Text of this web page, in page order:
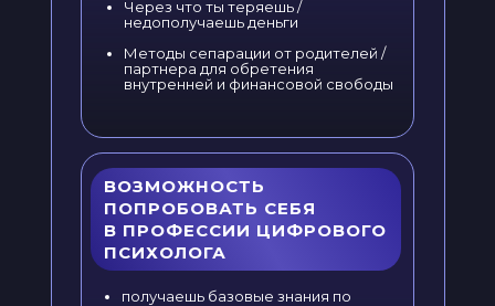
Через что ты теряешь /
недополучаешь деньги
Методы сепарации от родителей /
партнера для обретения
внутренней и финансовой свободы
получаешь базовые знания по
ВОЗМОЖНОСТЬ
ПОПРОБОВАТЬ СЕБЯ
В ПРОФЕССИИ ЦИФРОВОГО
ПСИХОЛОГА